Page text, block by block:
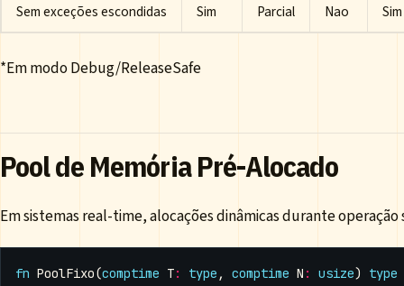
Sem exceções escondidas
Sim Parcial Nao Sim
*Em modo Debug/ReleaseSafe
Pool de Memória Pré-Alocado
Em sistemas real-time, alocações dinâmicas durante operação
fn PoolFixo(comptime T: type , comptime N : usize)
type